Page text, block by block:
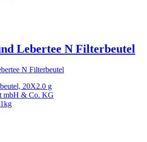
Lebertee N Filterbeutel
20X2.0 g
mbH & Co. KG